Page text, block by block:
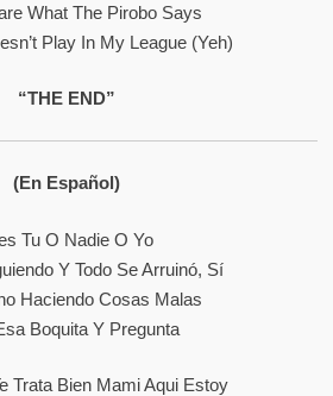
What The Pirobo Says
Play In My League (yeh)
“THE END”
(En Español)
Tu O Nadie O Yo
Y Todo Se Arruinó, Sí
Haciendo Cosas Malas
Boquita Y Pregunta
Trata Bien Mami Aqui Estoy